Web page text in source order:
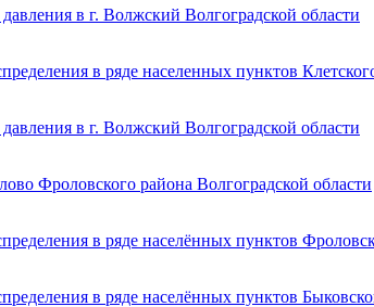
в г. Волжский Волгоградской области
в ряде населенных пунктов
в г. Волжский Волгоградской области
Фроловского района Волгоградской области
в ряде населённых пунктов
в ряде населённых пунктов